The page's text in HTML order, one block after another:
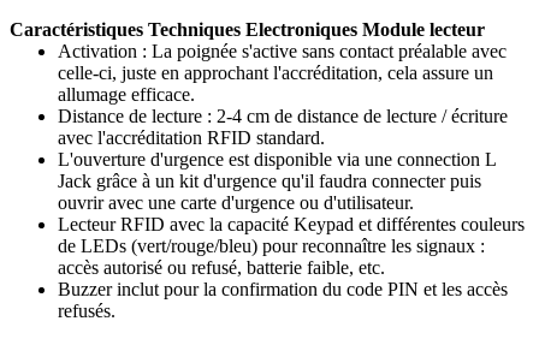
Caractéristiques Techniques Electroniques Module lecteur
Activation : La poignée s'active sans contact préalable avec
celle-ci, juste en approchant l'accréditation, cela assure un
allumage efficace.
Distance de lecture : 2-4 cm de distance de lecture / écriture
avec l'accréditation RFID standard.
L'ouverture d'urgence est disponible via une connection L
Jack grâce à un kit d'urgence qu'il faudra connecter puis
ouvrir avec une carte d'urgence ou d'utilisateur.
Lecteur RFID avec la capacité Keypad et différentes couleurs
de LEDs (vert/rouge/bleu) pour reconnaître les signaux :
accès autorisé ou refusé, batterie faible, etc.
Buzzer inclut pour la confirmation du code PIN et les accès
refusés.